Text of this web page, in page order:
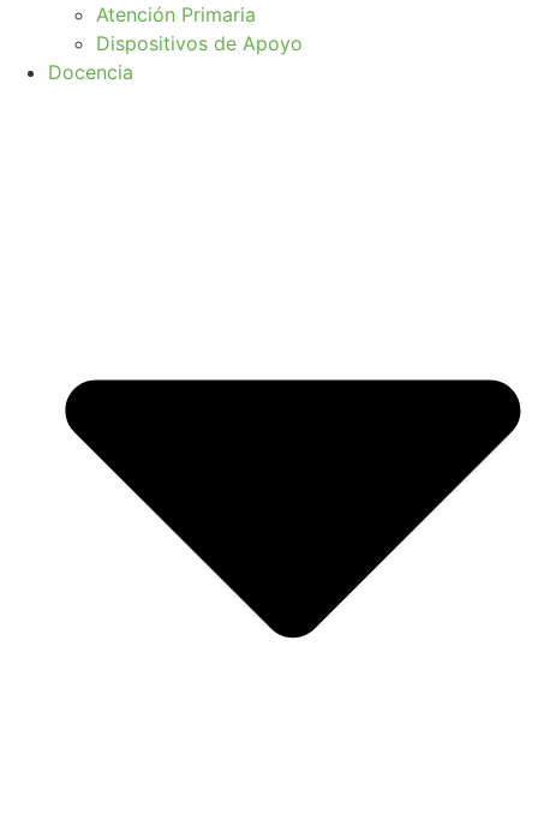
Atención Primaria
Dispositivos de Apoyo
Docencia